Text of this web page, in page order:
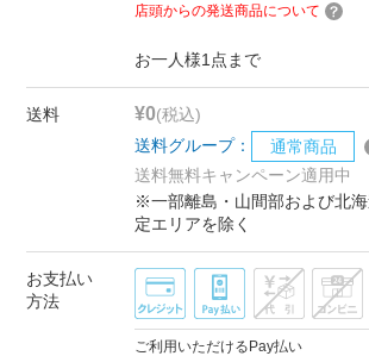
店頭からの発送商品について
お一人様1点まで
送料 ¥0(税込)
送料グループ：
通常商品
送料無料キャンペーン適用中
※一部離島・山間部および北
定エリアを除く
お支払い
方法
ご利用いただけるPay払い